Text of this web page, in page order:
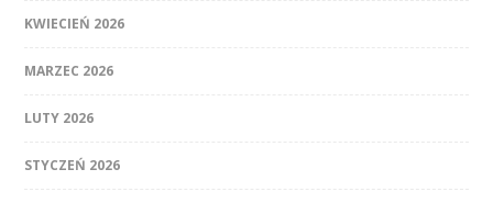
KWIECIEŃ 2026
MARZEC 2026
LUTY 2026
STYCZEŃ 2026